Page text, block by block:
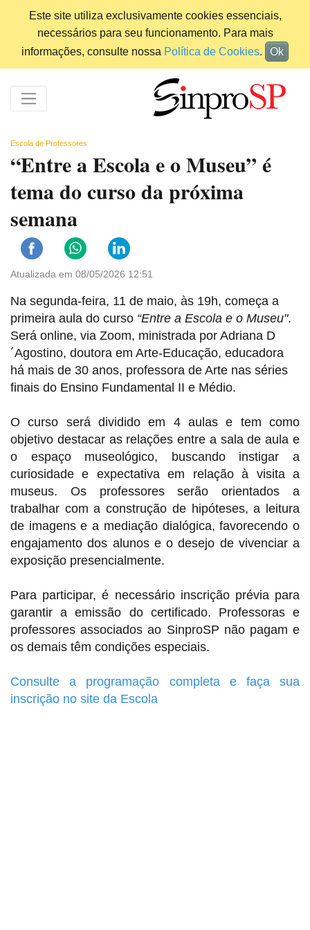
Este site utiliza exclusivamente cookies essenciais,
necessários para seu funcionamento. Para mais
informações, consulte nossa Política de Cookies. Ok
Escola de Professores
“Entre a Escola e o Museu” é
tema do curso da próxima
semana
Atualizada em 08/05/2026 12:51
Na segunda-feira, 11 de maio, às 19h, começa a
primeira aula do curso “Entre a Escola e o Museu".
Será online, via Zoom, ministrada por Adriana D
´Agostino, doutora em Arte-Educação, educadora
há mais de 30 anos, professora de Arte nas séries
finais do Ensino Fundamental II e Médio.
O curso será dividido em 4 aulas e tem como
objetivo destacar as relações entre a sala de aula e
o espaço museológico, buscando instigar a
curiosidade e expectativa em relação à visita a
museus. Os professores serão orientados a
trabalhar com a construção de hipóteses, a leitura
de imagens e a mediação dialógica, favorecendo o
engajamento dos alunos e o desejo de vivenciar a
exposição presencialmente.
Para participar, é necessário inscrição prévia para
garantir a emissão do certificado. Professoras e
professores associados ao SinproSP não pagam e
os demais têm condições especiais.
Consulte a programação completa e faça sua
inscrição no site da Escola